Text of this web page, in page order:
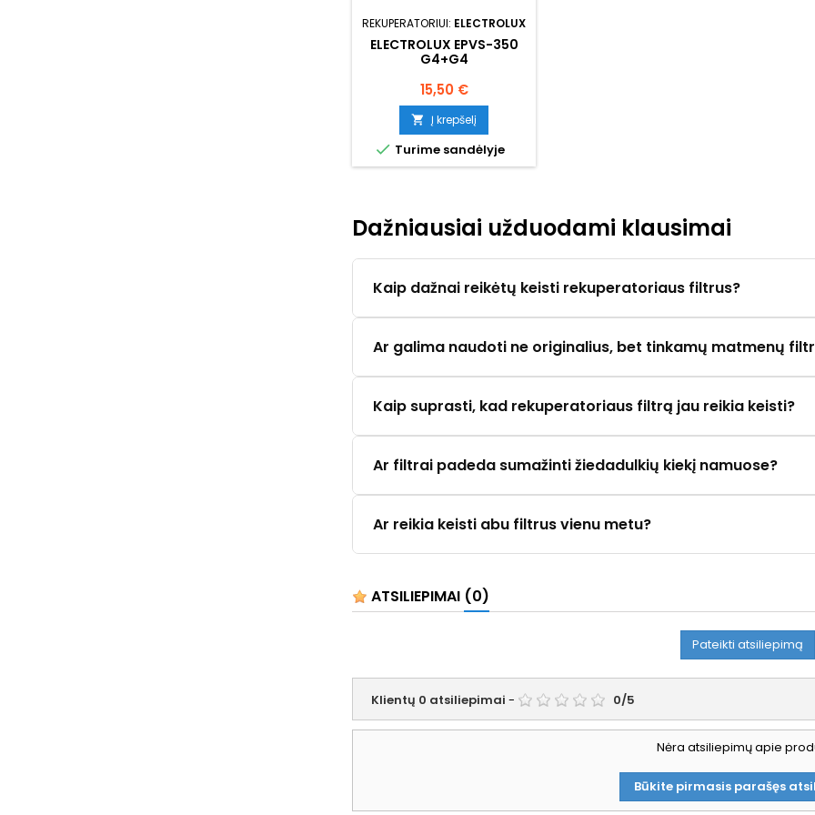
REKUPERATORIUI: ELECTROLUX
ELECTROLUX EPVS-350
G4+G4
Kaina
15,50 €
 Į krepšelį
 Turime sandėlyje
Dažniausiai užduodami klausimai
Kaip dažnai reikėtų keisti rekuperatoriaus filtrus?
Ar galima naudoti ne originalius, bet tinkamų matmenų
Kaip suprasti, kad rekuperatoriaus filtrą jau reikia keisti?
Ar filtrai padeda sumažinti žiedadulkių kiekį namuose?
Ar reikia keisti abu filtrus vienu metu?
ATSILIEPIMAI (0)
Pateikti atsiliepimą
Klientų 0 atsiliepimai - 0/5
Nėra atsiliepimų apie
Būkite pirmasis parašęs